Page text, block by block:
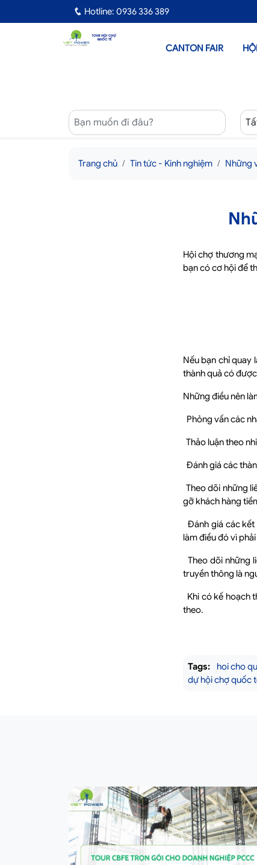
Hotline: 0936 336 389
CANTON FAIR
Trang chủ Tin tức - Kinh nghiệm Những
Hội chợ thương
bạn có cơ hội để
Nếu bạn chỉ quay
thành quả có
Những điều nên
Phỏng vấn các
Thảo luận theo
Đánh giá các
Theo dõi những
gỡ khách hàng
Đánh giá các kết
làm điều đó vì
Theo dõi những
truyền thông là
Khi có kế hoạch
theo.
Tags: hoi cho
dự hội chợ quốc